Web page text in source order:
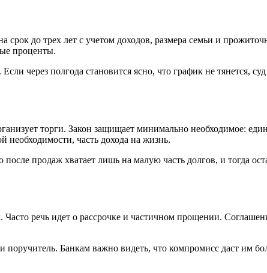
срок до трех лет с учетом доходов, размера семьи и
проценты.
через полгода становится ясно, что график не тянется,
торги. Закон защищает минимально необходимое:
необходимости, часть дохода на жизнь.
продаж хватает лишь на малую часть долгов, и тогда
речь идет о рассрочке и частичном прощении.
поручитель. Банкам важно видеть, что компромисс даст им